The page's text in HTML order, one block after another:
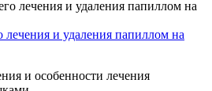
и удаления папиллом на